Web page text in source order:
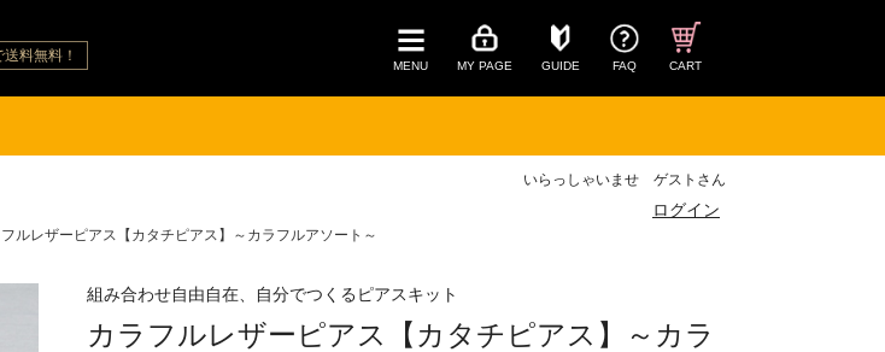
料無料！
MENU MY PAGE GUIDE FAQ CART
いらっしゃいませ ゲストさん
ログイン
ルレザーピアス【カタチピアス】～カラフルアソート～
組み合わせ自由自在、自分でつくるピアスキット
カラフルレザーピアス【カタチピアス】～カラ